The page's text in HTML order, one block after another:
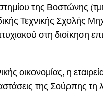
της Βοστώνης
Τεχνικής Σχολής
στη διοίκηση
οικονομίας, η
της Σούρπης τη